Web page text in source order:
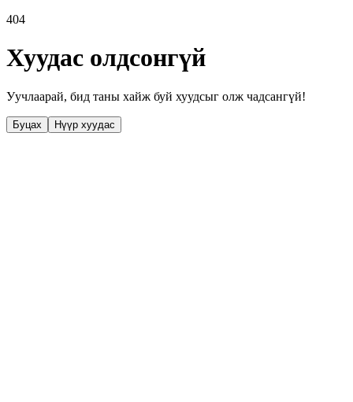
404
Хуудас олдсонгүй
Уучлаарай, бид таны хайж буй хуудсыг олж чадсангүй!
Буцах Нүүр хуудас